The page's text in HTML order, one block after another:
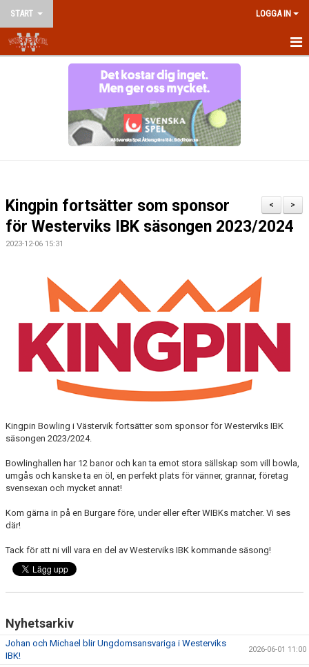
START LOGGA IN
KALENDER
MATCHER
AVGIFTER
TRÄNINGSTIDER
DOKUMENT
INFORMATION
HEDERSMEDLEM
>
<
Kingpin fortsätter som sponsor
för Westerviks IBK säsongen 2023/2024
2023-12-06 15:31
Kingpin Bowling i Västervik fortsätter som sponsor för Westerviks IBK
säsongen 2023/2024.
Bowlinghallen har 12 banor och kan ta emot stora sällskap som vill bowla,
umgås och kanske ta en öl, en perfekt plats för vänner, grannar, företag
svensexan och mycket annat!
Kom gärna in på en Burgare före, under eller efter WIBKs matcher. Vi ses
där!
Tack för att ni vill vara en del av Westerviks IBK kommande säsong!
Nyhetsarkiv
Johan och Michael blir Ungdomsansvariga i Westerviks
IBK!
2026-06-01 11:00